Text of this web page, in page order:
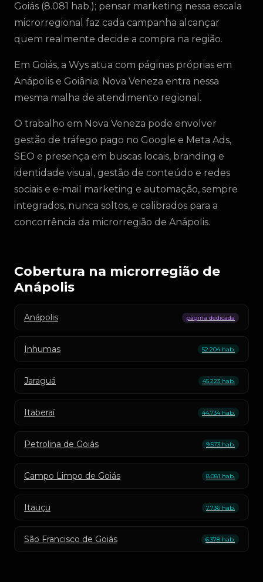
Goiás (8.081 hab.); pensar marketing nessa escala
microrregional faz cada campanha alcançar
quem realmente decide a compra na região.
Em Goiás, a Wys atua com páginas próprias em
Anápolis e Goiânia; Nova Veneza entra nessa
mesma malha de atendimento regional.
O trabalho em Nova Veneza pode envolver
gestão de tráfego pago no Google e Meta Ads,
SEO e presença em buscas locais, branding e
identidade visual, gestão de conteúdo e redes
sociais e e-mail marketing e automação, sempre
integrados, nunca soltos, e calibrados para a
concorrência da microrregião de Anápolis.
Cobertura na microrregião de
Anápolis
Anápolis página dedicada
Inhumas 52.204 hab.
Jaraguá 45.223 hab.
Itaberaí 44.734 hab.
Petrolina de Goiás 9.573 hab.
Campo Limpo de Goiás 8.081 hab.
Itauçu 7.736 hab.
São Francisco de Goiás 6.378 hab.